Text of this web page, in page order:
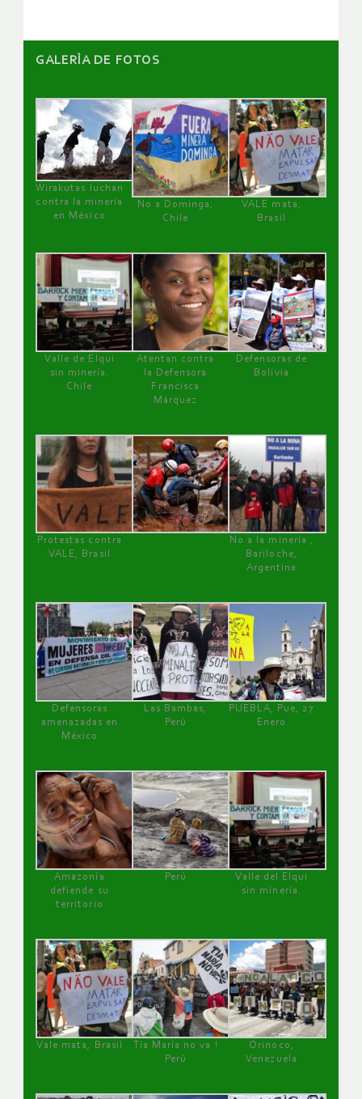
GALERÌA DE FOTOS
Wirakutas luchan
contra la minería
en México
No a Dominga,
Chile
VALE mata,
Brasil
Valle de Elqui
sin minería.
Chile
Atentan contra
la Defensora
Francisca
Márquez
Defensoras de
Bolivia
Protestas contra
VALE, Brasil
No a la minería ,
Bariloche,
Argentina
Defensoras
amenazadas en
México
Las Bambas,
Perú
PUEBLA, Pue, 27
Enero
Amazonía
defiende su
territorio
Perú
Valle del Elqui
sin minería.
Vale mata, Brasil
Tía María no va !
Perú
Orinoco,
Venezuela